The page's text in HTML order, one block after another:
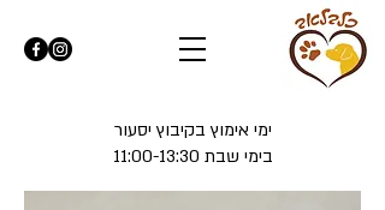
ימי אימוץ בקיבוץ יסעור
בימי שבת 11:00-13:30